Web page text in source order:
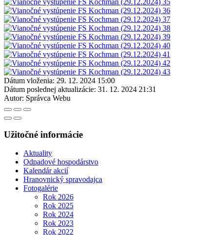
Dátum vloženia: 29. 12. 2024 15:00
Dátum poslednej aktualizácie: 31. 12. 2024 21:31
Autor: Správca Webu
Užitočné informácie
Aktuality
Odpadové hospodárstvo
Kalendár akcií
Hranovnický spravodajca
Fotogalérie
Rok 2026
Rok 2025
Rok 2024
Rok 2023
Rok 2022